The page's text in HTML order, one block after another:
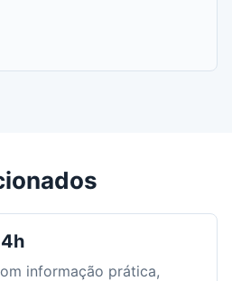
informação prática,